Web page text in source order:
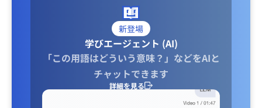
新登場
学びエージェント (AI)
「この用語はどういう意味？」などをAIと
チャットできます
詳細を見る